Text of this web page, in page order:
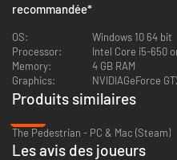
Utilisez les forces magnétiques
pour sauter ! Utilisez la puissance
propulser dans les airs.
recommandée*
OS:
Windows 10 64 bit
Processor:
Intel Core i5-650
Memory:
4 GB RAM
Graphics:
NVIDIAGeForce
Produits similaires
The Pedestrian - PC & Mac (Steam)
Les avis des joueurs